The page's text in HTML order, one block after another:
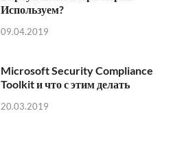
Используем?
09.04.2019
Microsoft Security Compliance
Toolkit и что с этим делать
20.03.2019